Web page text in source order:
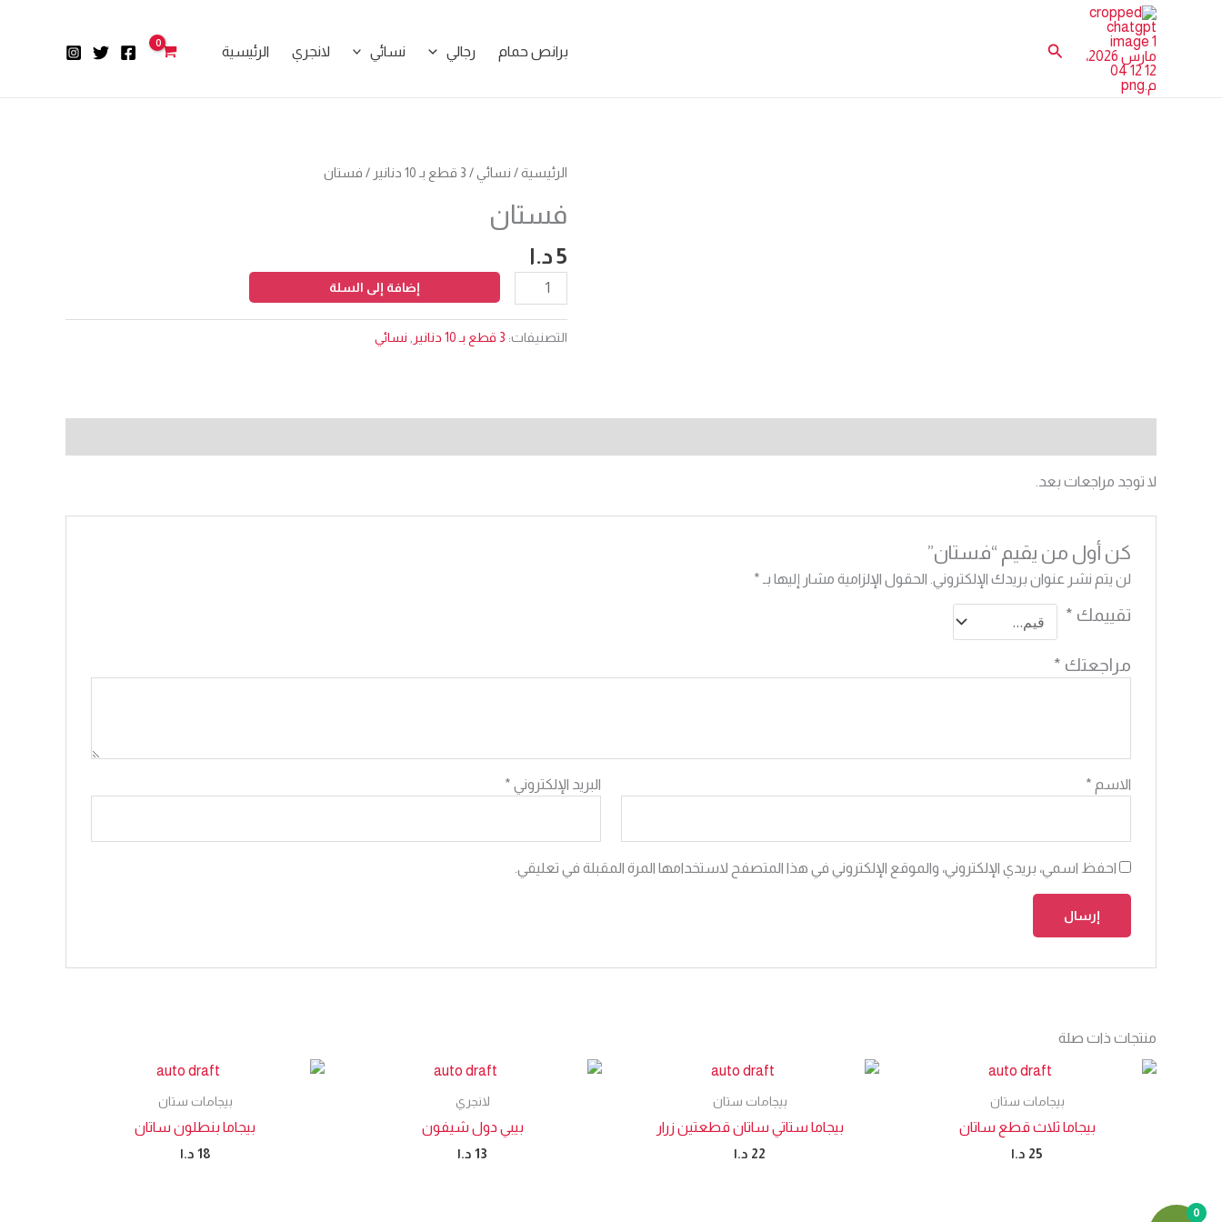
البحث برانص حمام رجالي نسائي لانجري الرئيسية
الرئيسية/ نسائي/ 3 قطع بـ 10 دنانير / فستان
فستان
5د.ا
كمية
إضافة إلى السلة
التصنيفات: 3 قطع بـ 10 دنانير , نسائي
لا توجد مراجعات بعد.
كن أول من يقيم “فستان”
لن يتم نشر عنوان بريدك الإلكتروني. الحقول الإلزامية مشار إليها بـ *
تقييمك *
مراجعتك *
الاسم * البريد الإلكتروني *
احفظ اسمي، بريدي الإلكتروني، والموقع الإلكتروني في هذا المتصفح لاستخدامها المرة المقبلة في تعليقي.
منتجات ذات صلة
بيجامات ستان
بيجاما ثلاث قطع ساتان
25 د.ا
بيجامات ستان
بيجاما ستاتي ساتان قطعتين زرار
22 د.ا
لانجري
بيبي دول شيفون
13 د.ا
بيجامات ستان
بيجاما بنطلون ساتان
18 د.ا
0